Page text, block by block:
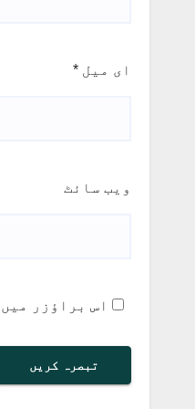
ای میل *
ویب‌ سائٹ
اس براؤزر